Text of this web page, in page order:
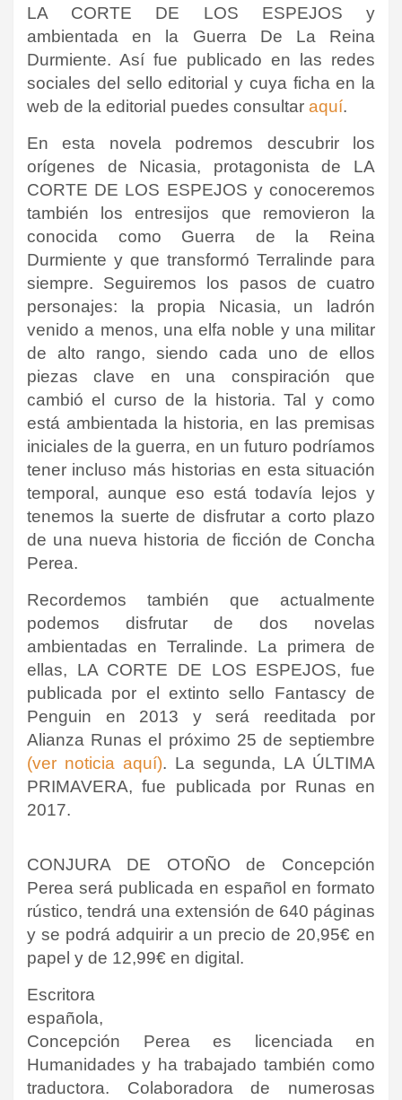
LA CORTE DE LOS ESPEJOS y
ambientada en la Guerra De La Reina
Durmiente. Así fue publicado en las redes
sociales del sello editorial y cuya ficha en la
web de la editorial puedes consultar aquí.
En esta novela podremos descubrir los
orígenes de Nicasia, protagonista de LA
CORTE DE LOS ESPEJOS y conoceremos
también los entresijos que removieron la
conocida como Guerra de la Reina
Durmiente y que transformó Terralinde para
siempre. Seguiremos los pasos de cuatro
personajes: la propia Nicasia, un ladrón
venido a menos, una elfa noble y una militar
de alto rango, siendo cada uno de ellos
piezas clave en una conspiración que
cambió el curso de la historia. Tal y como
está ambientada la historia, en las premisas
iniciales de la guerra, en un futuro podríamos
tener incluso más historias en esta situación
temporal, aunque eso está todavía lejos y
tenemos la suerte de disfrutar a corto plazo
de una nueva historia de ficción de Concha
Perea.
Recordemos también que actualmente
podemos disfrutar de dos novelas
ambientadas en Terralinde. La primera de
ellas, LA CORTE DE LOS ESPEJOS, fue
publicada por el extinto sello Fantascy de
Penguin en 2013 y será reeditada por
Alianza Runas el próximo 25 de septiembre
(ver noticia aquí). La segunda, LA ÚLTIMA
PRIMAVERA, fue publicada por Runas en
2017.
CONJURA DE OTOÑO de Concepción
Perea será publicada en español en formato
rústico, tendrá una extensión de 640 páginas
y se podrá adquirir a un precio de 20,95€ en
papel y de 12,99€ en digital.
Escritora
española,
Concepción Perea es licenciada en
Humanidades y ha trabajado también como
traductora. Colaboradora de numerosas